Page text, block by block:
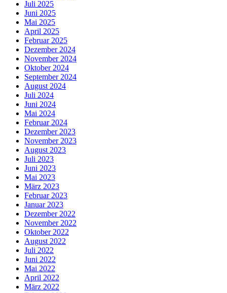
Juli 2025
Juni 2025
Mai 2025
April 2025
Februar 2025
Dezember 2024
November 2024
Oktober 2024
September 2024
August 2024
Juli 2024
Juni 2024
Mai 2024
Februar 2024
Dezember 2023
November 2023
August 2023
Juli 2023
Juni 2023
Mai 2023
März 2023
Februar 2023
Januar 2023
Dezember 2022
November 2022
Oktober 2022
August 2022
Juli 2022
Juni 2022
Mai 2022
April 2022
März 2022